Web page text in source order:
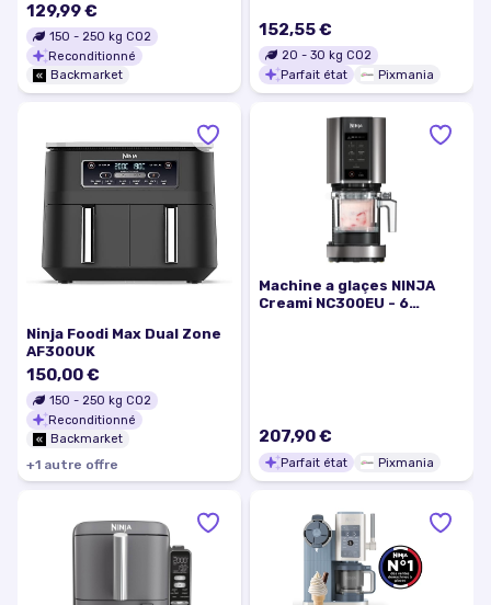
129,99 €
150 - 250 kg CO2
Reconditionné
Backmarket
état
152,55 €
20 - 30 kg CO2
Parfait état
Pixmania
Ninja Foodi Max Dual Zone
AF300UK
150,00 €
150 - 250 kg CO2
Reconditionné
Backmarket
+1 autre offre
Machine a glaçes NINJA
Creami NC300EU - 6
207,90 €
Parfait état Pixmania